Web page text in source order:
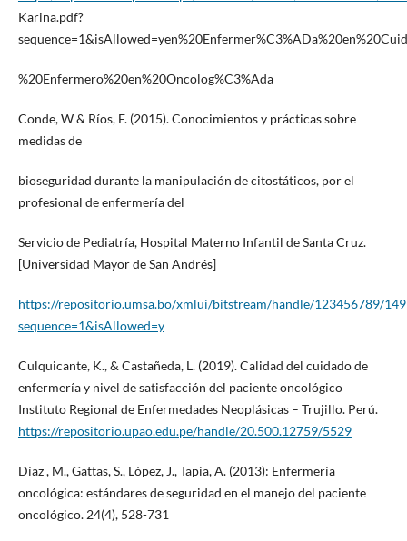
Karina.pdf?
%20Enfermero%20en%20Oncolog%C3%Ada
Conde, W & Ríos, F. (2015). Conocimientos y prácticas sobre
medidas de
bioseguridad durante la manipulación de citostáticos, por el
profesional de enfermería del
Servicio de Pediatría, Hospital Materno Infantil de Santa Cruz.
[Universidad Mayor de San Andrés]
https://repositorio.umsa.bo/xmlui/bitstream/handle/123456789/
sequence=1&isAllowed=y
Culquicante, K., & Castañeda, L. (2019). Calidad del cuidado de
enfermería y nivel de satisfacción del paciente oncológico
Instituto Regional de Enfermedades Neoplásicas – Trujillo. Perú.
https://repositorio.upao.edu.pe/handle/20.500.12759/5529
Díaz , M., Gattas, S., López, J., Tapia, A. (2013): Enfermería
oncológica: estándares de seguridad en el manejo del paciente
oncológico. 24(4), 528-731